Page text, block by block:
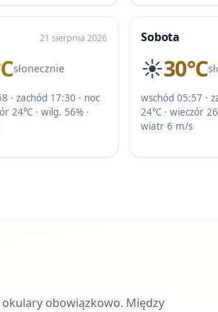
21 sierpnia 2026
słonecznie
· zachód 17:30 · noc
24℃ · wilg. 56% ·
Sobota
☀️30℃
wschód 05:57 ·
24℃ · wieczór
wiatr 6 m/s
okulary obowiązkowo. Między